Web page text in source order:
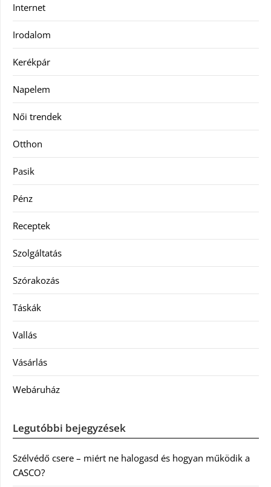
Internet
Irodalom
Kerékpár
Napelem
Női trendek
Otthon
Pasik
Pénz
Receptek
Szolgáltatás
Szórakozás
Táskák
Vallás
Vásárlás
Webáruház
Legutóbbi bejegyzések
Szélvédő csere – miért ne halogasd és hogyan működik a
CASCO?